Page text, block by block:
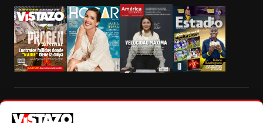
autorización escrita de su titular, de todos los contenidos de Vistazo.com.